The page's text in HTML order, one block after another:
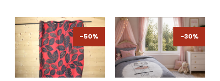
-50%
-50% -30%
-30%